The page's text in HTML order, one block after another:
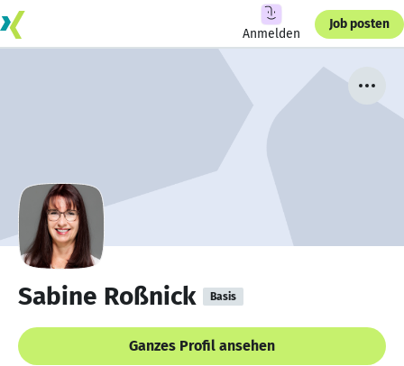
Anmelden
Job posten
Sabine Roßnick Basis
Ganzes Profil ansehen